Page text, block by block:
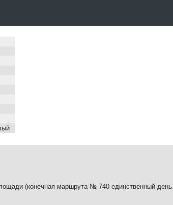
(конечная маршрута № 740 единственный